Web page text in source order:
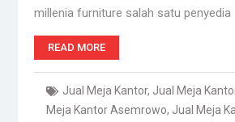
millenia furniture salah satu penyedia
READ MORE
Jual Meja Kantor, Jual Meja
Meja Kantor Asemrowo, Jual Meja